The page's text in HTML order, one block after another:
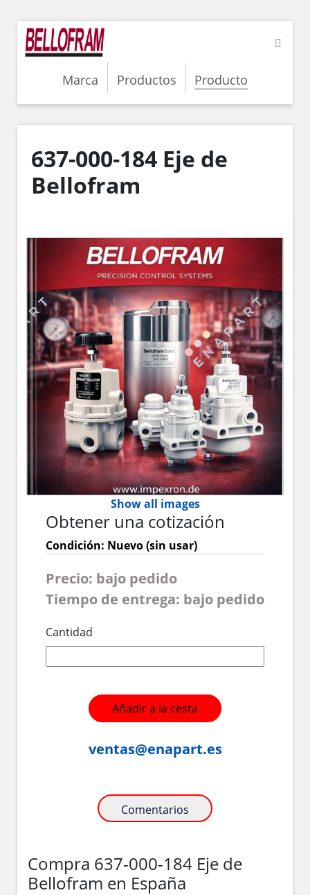
Marca Productos Producto
637-000-184 Eje de
Bellofram
Show all images
Obtener una cotización
Condición: Nuevo (sin usar)
Precio: bajo pedido
Tiempo de entrega: bajo pedido
Cantidad
Añadir a la cesta
ventas@enapart.es
Comentarios
Compra 637-000-184 Eje de
Bellofram en España